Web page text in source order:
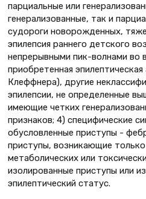
парциальные или
генерализованные, так и
судороги новорожденных,
эпилепсия раннего детского
непрерывными пик-волнами во
приобретенная
Клеффнера), другие
эпилепсии, не определенные
имеющие четких
признаков; 4) специфические
обусловленные приступы -
приступы, возникающие
метаболических или
изолированные приступы или
эпилептический статус.